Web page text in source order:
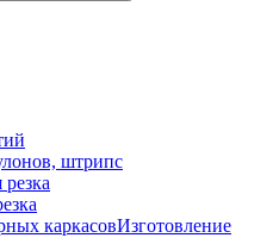
штрипс
Изготовление